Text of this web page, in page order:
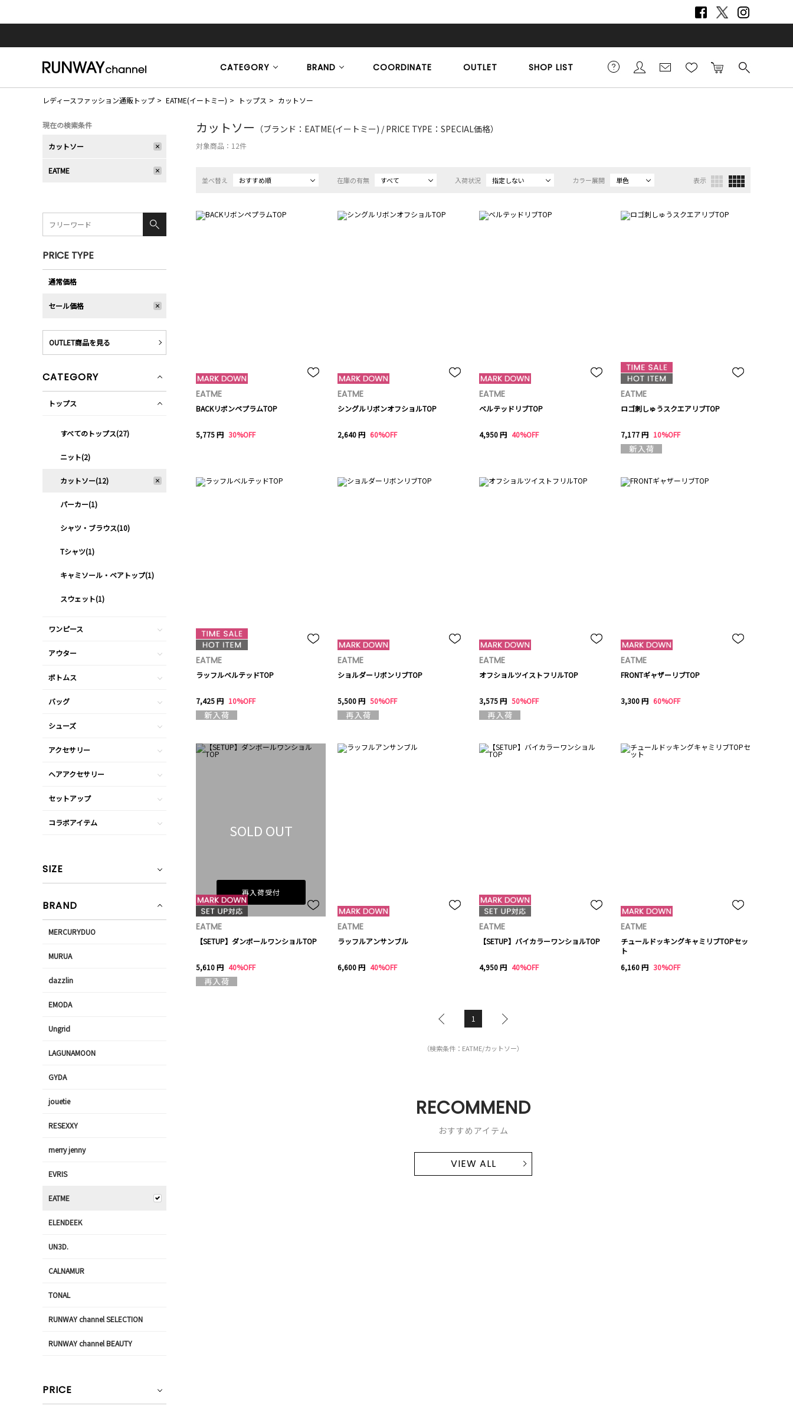
CATEGORY BRAND COORDINATE OUTLET SHOP LIST
レディースファッション通販トップ EATME(イートミー) トップス カットソー
カットソー （ブランド：EATME(イートミー) / PRICE TYPE：SPECIAL価格）
対象商品： 12件
並べ替え おすすめ順 在庫の有無 すべて 入荷状況 指定しない カラー展開 単色 表示
EATME
BACKリボンペプラムTOP
5,775 円 30%OFF
EATME
シングルリボンオフショルTOP
2,640 円 60%OFF
EATME
ベルテッドリブTOP
4,950 円 40%OFF
EATME
ロゴ刺しゅうスクエアリブTOP
7,177 円 10%OFF
EATME
ラッフルベルテッドTOP
7,425 円 10%OFF
EATME
ショルダーリボンリブTOP
5,500 円 50%OFF
EATME
オフショルツイストフリルTOP
3,575 円 50%OFF
EATME
FRONTギャザーリブTOP
3,300 円 60%OFF
SOLD OUT
再入荷受付
EATME
【SETUP】ダンボールワンショルTOP
5,610 円 40%OFF
EATME
ラッフルアンサンブル
6,600 円 40%OFF
EATME
【SETUP】バイカラーワンショルTOP
4,950 円 40%OFF
EATME
チュールドッキングキャミリブTOPセッ
ト
6,160 円 30%OFF
1
（検索条件：EATME/カットソー）
RECOMMEND
おすすめアイテム
VIEW ALL
現在の検索条件
カットソー
EATME
PRICE TYPE
通常価格
セール価格
OUTLET商品を見る
CATEGORY
トップス
すべてのトップス(27)
ニット(2)
カットソー(12)
パーカー(1)
シャツ・ブラウス(10)
Tシャツ(1)
キャミソール・ベアトップ(1)
スウェット(1)
ワンピース
アウター
ボトムス
バッグ
シューズ
アクセサリー
ヘアアクセサリー
セットアップ
コラボアイテム
SIZE
BRAND
MERCURYDUO
MURUA
dazzlin
EMODA
Ungrid
LAGUNAMOON
GYDA
jouetie
RESEXXY
merry jenny
EVRIS
EATME
ELENDEEK
UN3D.
CALNAMUR
TONAL
RUNWAY channel SELECTION
RUNWAY channel BEAUTY
PRICE